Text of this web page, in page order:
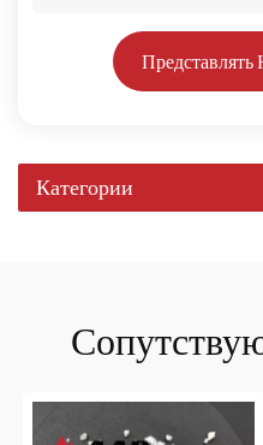
Представлять
Категории